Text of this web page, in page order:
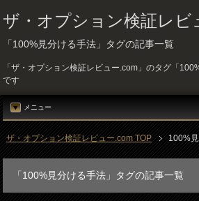
ザ・オプション検証レビ
「100%見分ける手法」タグの記事一覧
「ザ・オプション検証レビュー.com」のタグ「
です
メニュー
ザ・オプション検証レビュー.com TOP 100%
「100%見分ける手法」タグの記事一覧